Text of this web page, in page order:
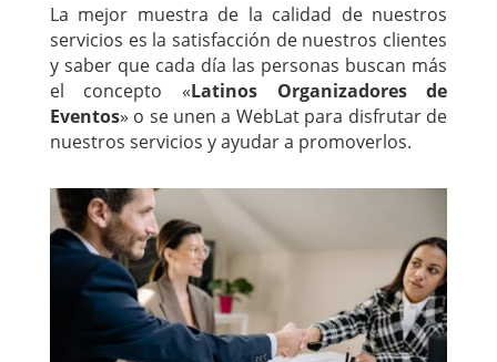
La mejor muestra de la calidad de nuestros
servicios es la satisfacción de nuestros clientes
y saber que cada día las personas buscan más
el concepto «Latinos Organizadores de
Eventos» o se unen a WebLat para disfrutar de
nuestros servicios y ayudar a promoverlos.